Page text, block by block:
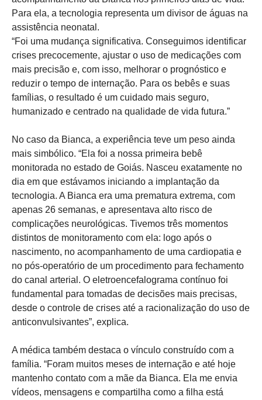
Para ela, a tecnologia representa um divisor de águas na
assistência neonatal.
“Foi uma mudança significativa. Conseguimos identificar
crises precocemente, ajustar o uso de medicações com
mais precisão e, com isso, melhorar o prognóstico e
reduzir o tempo de internação. Para os bebês e suas
famílias, o resultado é um cuidado mais seguro,
humanizado e centrado na qualidade de vida futura.”
No caso da Bianca, a experiência teve um peso ainda
mais simbólico. “Ela foi a nossa primeira bebê
monitorada no estado de Goiás. Nasceu exatamente no
dia em que estávamos iniciando a implantação da
tecnologia. A Bianca era uma prematura extrema, com
apenas 26 semanas, e apresentava alto risco de
complicações neurológicas. Tivemos três momentos
distintos de monitoramento com ela: logo após o
nascimento, no acompanhamento de uma cardiopatia e
no pós-operatório de um procedimento para fechamento
do canal arterial. O eletroencefalograma contínuo foi
fundamental para tomadas de decisões mais precisas,
desde o controle de crises até a racionalização do uso de
anticonvulsivantes”, explica.
A médica também destaca o vínculo construído com a
família. “Foram muitos meses de internação e até hoje
mantenho contato com a mãe da Bianca. Ela me envia
vídeos, mensagens e compartilha como a filha está